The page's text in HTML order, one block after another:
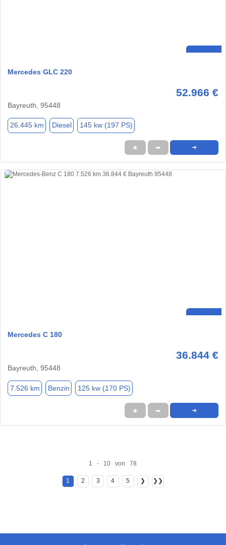
Mercedes GLC 220
52.966 €
Bayreuth, 95448
26.445 km Diesel 145 kw (197 PS)
★ ➦ ➜
Mercedes C 180
36.844 €
Bayreuth, 95448
7.526 km Benzin 125 kw (170 PS)
★ ➦ ➜
1 - 10 von 78
1 2 3 4 5 ❯ ❯❯